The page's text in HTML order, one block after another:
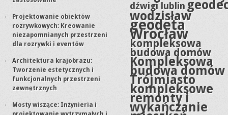
Projektowanie obiektów
rozrywkowych: Kreowanie
niezapomnianych przestrzeni
dla rozrywki i eventów
Architektura krajobrazu:
Tworzenie estetycznych i
funkcjonalnych przestrzeni
zewnętrznych
Mosty wiszące: Inżynieria i
dźwigi lublin
wodzisław
geodeta
Wrocław
kompleksowa
budowa domów
Kompleksowa
budowa domów
Trójmiasto
kompleksowe
remonty i
wykańczanie